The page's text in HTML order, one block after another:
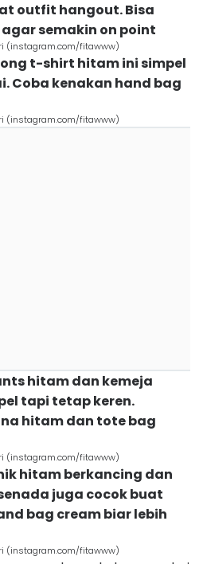
outfit hangout. Bisa
semakin on point
(instagram.com/fitawww)
t-shirt hitam ini simpel
Coba kenakan hand bag
(instagram.com/fitawww)
hitam dan kemeja
tapi tetap keren.
hitam dan tote bag
(instagram.com/fitawww)
hitam berkancing dan
juga cocok buat
bag cream biar lebih
(instagram.com/fitawww)